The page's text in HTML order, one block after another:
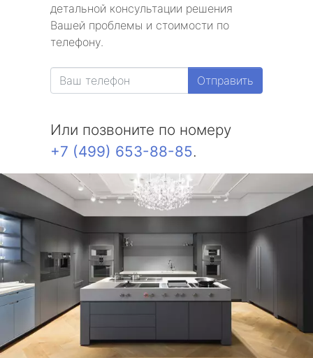
детальной консультации решения
Вашей проблемы и стоимости по
телефону.
Отправить
Или позвоните по номеру
+7 (499) 653-88-85.